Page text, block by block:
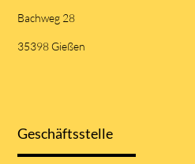
Bachweg 28
35398 Gießen
Geschäftsstelle